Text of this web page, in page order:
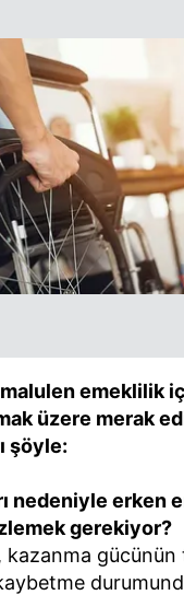
emeklilik
üzere merak
şöyle:
nedeniyle erken
gerekiyor?
kazanma gücünün